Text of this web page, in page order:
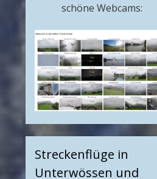
schöne Webcams:
Streckenflüge in
Unterwössen und